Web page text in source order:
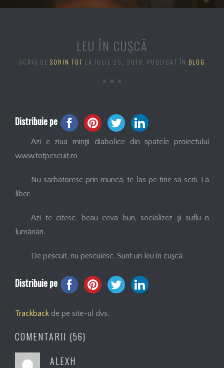
LEU ÎN CUŞCÃ
SCRIS DE SORIN TOT LA IULIE 25, 2018 . PUBLICAT ÎN BLOG
Distribuie pe
Azi e ziua minţii diabolice din spatele proiectului
www.totpescuit.ro
Nu sãrbãtoresc prin muncã, te las pe tine sã scrii. La
liber.
Azi te citesc, beau ceva bun, socializez şi suflu-n
lumânãri.
De pescuit, nu pescuiesc. Sunt un leu în cuşcã.
Distribuie pe
Trackback de pe site-ul dvs.
COMENTARII (56)
ALEXH